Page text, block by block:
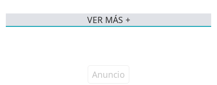
VER MÁS +